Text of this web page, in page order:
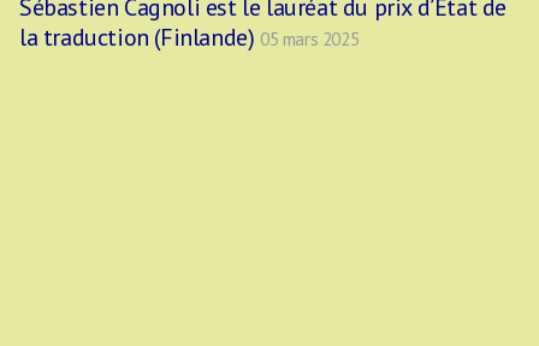
Sébastien Cagnoli est le lauréat du prix d’État de
la traduction (Finlande) 05 mars 2025